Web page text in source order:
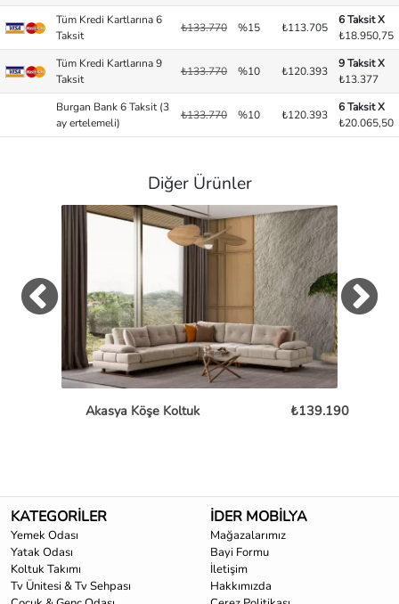
Tüm Kredi Kartlarına 6
Taksit
₺133.770 %15 ₺113.705
6 Taksit X
₺18.950,75
Tüm Kredi Kartlarına 9
Taksit
₺133.770 %10 ₺120.393
9 Taksit X
₺13.377
Burgan Bank 6 Taksit (3
ay ertelemeli)
₺133.770 %10 ₺120.393
6 Taksit X
₺20.065,50
Diğer Ürünler
Akasya Köşe Koltuk ₺139.190
KATEGORİLER
Yemek Odası
Yatak Odası
Koltuk Takımı
Tv Ünitesi & Tv Sehpası
İDER MOBİLYA
Mağazalarımız
Bayi Formu
İletişim
Hakkımızda